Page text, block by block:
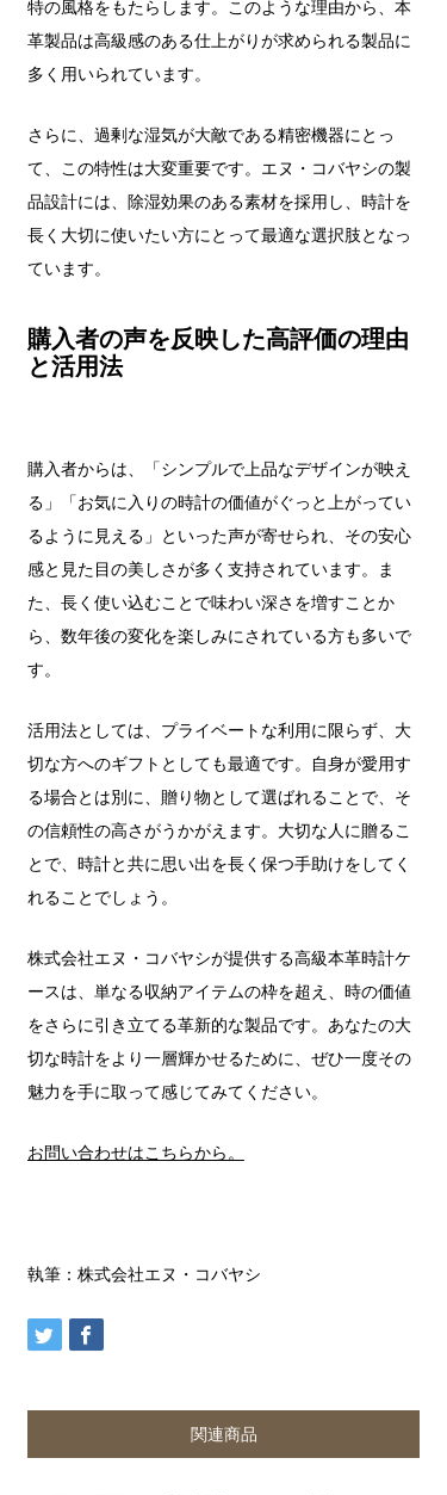
特の風格をもたらします。このような理由から、本
革製品は高級感のある仕上がりが求められる製品に
多く用いられています。
さらに、過剰な湿気が大敵である精密機器にとっ
て、この特性は大変重要です。エヌ・コバヤシの製
品設計には、除湿効果のある素材を採用し、時計を
長く大切に使いたい方にとって最適な選択肢となっ
ています。
購入者の声を反映した高評価の理由
と活用法
購入者からは、「シンプルで上品なデザインが映え
る」「お気に入りの時計の価値がぐっと上がってい
るように見える」といった声が寄せられ、その安心
感と見た目の美しさが多く支持されています。ま
た、長く使い込むことで味わい深さを増すことか
ら、数年後の変化を楽しみにされている方も多いで
す。
活用法としては、プライベートな利用に限らず、大
切な方へのギフトとしても最適です。自身が愛用す
る場合とは別に、贈り物として選ばれることで、そ
の信頼性の高さがうかがえます。大切な人に贈るこ
とで、時計と共に思い出を長く保つ手助けをしてく
れることでしょう。
株式会社エヌ・コバヤシが提供する高級本革時計ケ
ースは、単なる収納アイテムの枠を超え、時の価値
をさらに引き立てる革新的な製品です。あなたの大
切な時計をより一層輝かせるために、ぜひ一度その
魅力を手に取って感じてみてください。
お問い合わせはこちらから。
執筆：株式会社エヌ・コバヤシ